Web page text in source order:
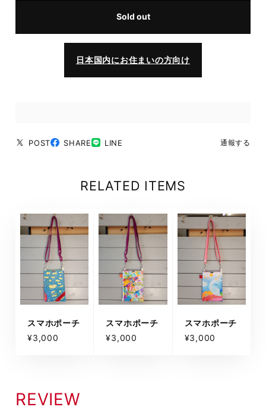
Sold out
日本国内にお住まいの方向け
POST SHARE LINE 通報する
RELATED ITEMS
スマホポーチ
¥3,000
スマホポーチ
¥3,000
スマホポーチ
¥3,000
REVIEW